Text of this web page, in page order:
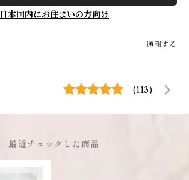
日本国内にお住まいの方向け
通報する
(113)
最近チェックした商品